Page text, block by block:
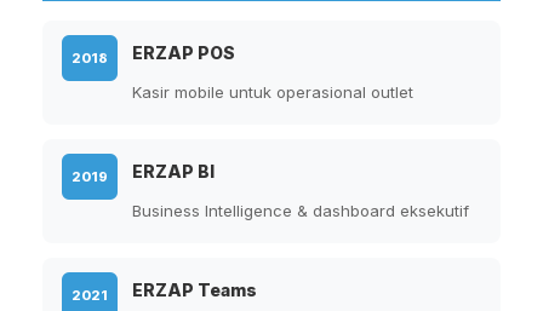
2018 ERZAP POS
Kasir mobile untuk operasional outlet
2019 ERZAP BI
Business Intelligence & dashboard eksekutif
2021 ERZAP Teams